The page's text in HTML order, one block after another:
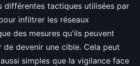
différentes tactiques utilisées par
infiltrer les réseaux
des mesures qu'ils peuvent
devenir une cible. Cela peut
simples que la vigilance face